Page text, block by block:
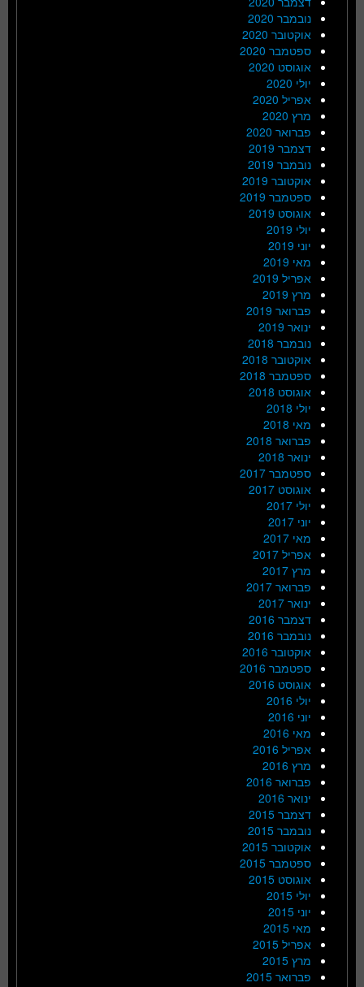
נובמבר 2020
אוקטובר 2020
ספטמבר 2020
אוגוסט 2020
יולי 2020
אפריל 2020
מרץ 2020
פברואר 2020
דצמבר 2019
נובמבר 2019
אוקטובר 2019
ספטמבר 2019
אוגוסט 2019
יולי 2019
יוני 2019
מאי 2019
אפריל 2019
מרץ 2019
פברואר 2019
ינואר 2019
נובמבר 2018
אוקטובר 2018
ספטמבר 2018
אוגוסט 2018
יולי 2018
מאי 2018
פברואר 2018
ינואר 2018
ספטמבר 2017
אוגוסט 2017
יולי 2017
יוני 2017
מאי 2017
אפריל 2017
מרץ 2017
פברואר 2017
ינואר 2017
דצמבר 2016
נובמבר 2016
אוקטובר 2016
ספטמבר 2016
אוגוסט 2016
יולי 2016
יוני 2016
מאי 2016
אפריל 2016
מרץ 2016
פברואר 2016
ינואר 2016
דצמבר 2015
נובמבר 2015
אוקטובר 2015
ספטמבר 2015
אוגוסט 2015
יולי 2015
יוני 2015
מאי 2015
אפריל 2015
מרץ 2015
פברואר 2015